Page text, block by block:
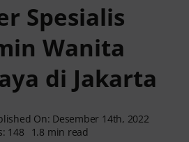
Spesialis
Wanita
di Jakarta
On: Desember 14th, 2022
148
1.8 min read